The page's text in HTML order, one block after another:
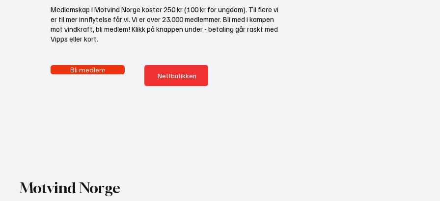
Medlemskap i Motvind Norge koster 250 kr (100 kr for ungdom). Til flere vi
er til mer innflytelse får vi. Vi er over 23.000 medlemmer. Bli med i kampen
mot vindkraft, bli medlem! Klikk på knappen under - betaling går raskt med
Vipps eller kort.
Bli medlem
Nettbutikken
Motvind Norge